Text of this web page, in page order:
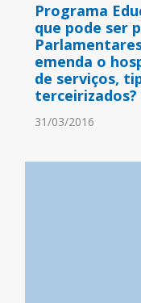
Programa
que pode ser
emenda o
de serviços,
terceirizados?
31/03/2016